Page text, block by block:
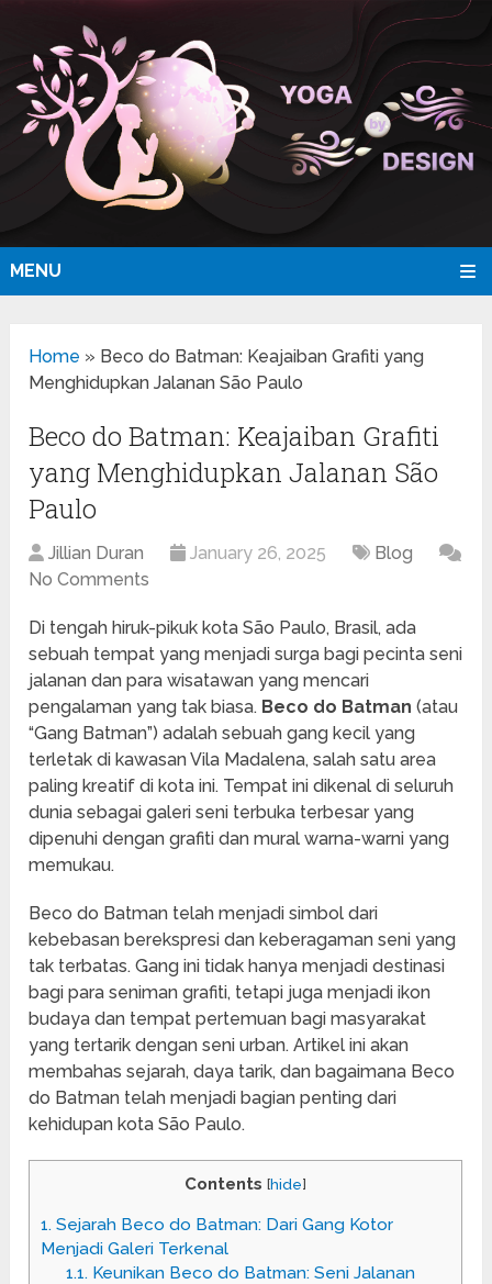
MENU
Home » Beco do Batman: Keajaiban Grafiti yang
Menghidupkan Jalanan São Paulo
Beco do Batman: Keajaiban Grafiti
yang Menghidupkan Jalanan São
Paulo
Jillian Duran January 26, 2025
Blog
No Comments
Di tengah hiruk-pikuk kota São Paulo, Brasil, ada
sebuah tempat yang menjadi surga bagi pecinta seni
jalanan dan para wisatawan yang mencari
pengalaman yang tak biasa. Beco do Batman (atau
“Gang Batman”) adalah sebuah gang kecil yang
terletak di kawasan Vila Madalena, salah satu area
paling kreatif di kota ini. Tempat ini dikenal di seluruh
dunia sebagai galeri seni terbuka terbesar yang
dipenuhi dengan grafiti dan mural warna-warni yang
memukau.
Beco do Batman telah menjadi simbol dari
kebebasan berekspresi dan keberagaman seni yang
tak terbatas. Gang ini tidak hanya menjadi destinasi
bagi para seniman grafiti, tetapi juga menjadi ikon
budaya dan tempat pertemuan bagi masyarakat
yang tertarik dengan seni urban. Artikel ini akan
membahas sejarah, daya tarik, dan bagaimana Beco
do Batman telah menjadi bagian penting dari
kehidupan kota São Paulo.
Contents [hide]
1. Sejarah Beco do Batman: Dari Gang Kotor
Menjadi Galeri Terkenal
1.1.Keunikan Beco do Batman: Seni Jalanan